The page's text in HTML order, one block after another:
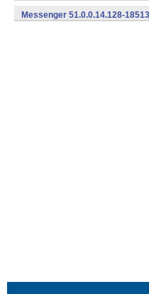
Messenger 51.0.0.14.128-